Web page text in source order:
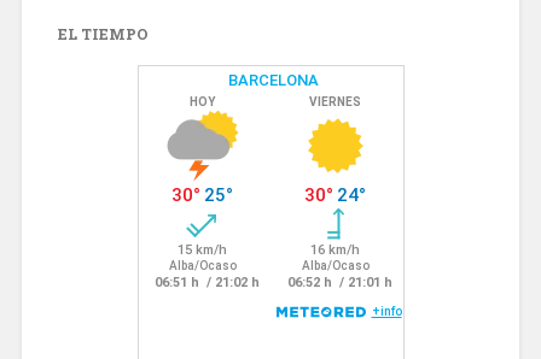
EL TIEMPO